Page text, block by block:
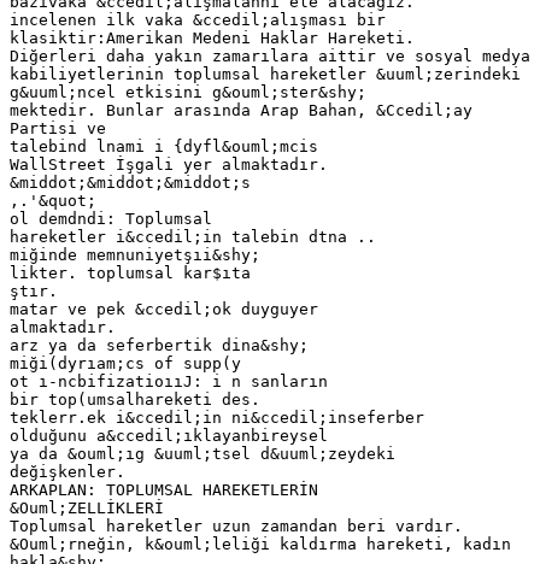
incelenen ilk vaka &ccedil;alışması bir
klasiktir:Amerikan Medeni Haklar Hareketi.
Diğerleri daha yakın zamarılara aittir ve sosyal medya
kabiliyetlerinin toplumsal hareketler &uuml;zerindeki
g&uuml;ncel etkisini g&ouml;ster&shy;
mektedir. Bunlar arasında Arap Bahan, &Ccedil;ay
Partisi ve
talebind lnami i {dyfl&ouml;mcis
WallStreet İşgali yer almaktadır.
&middot;&middot;&middot;s
,.'&quot;
ol demdndi: Toplumsal
hareketler i&ccedil;in talebin dtna ..
miğinde memnuniyetşıi&shy;
likter. toplumsal kar$ıta
ştır.
matar ve pek &ccedil;ok duyguyer
almaktadır.
arz ya da seferbertik dina&shy;
miği(dyrıam;cs of supp(y
ot ı-ncbifizatioııJ: i n sanların
bir top(umsalhareketi des.
teklerr.ek i&ccedil;in ni&ccedil;inseferber
olduğunu a&ccedil;ıklayanbireysel
ya da &ouml;ıg &uuml;tsel d&uuml;zeydeki
değişkenler.
ARKAPLAN: TOPLUMSAL HAREKETLERİN
&Ouml;ZELLİKLERİ
Toplumsal hareketler uzun zamandan beri vardır.
&Ouml;rneğin, k&ouml;leliği kaldırma hareketi, kadın